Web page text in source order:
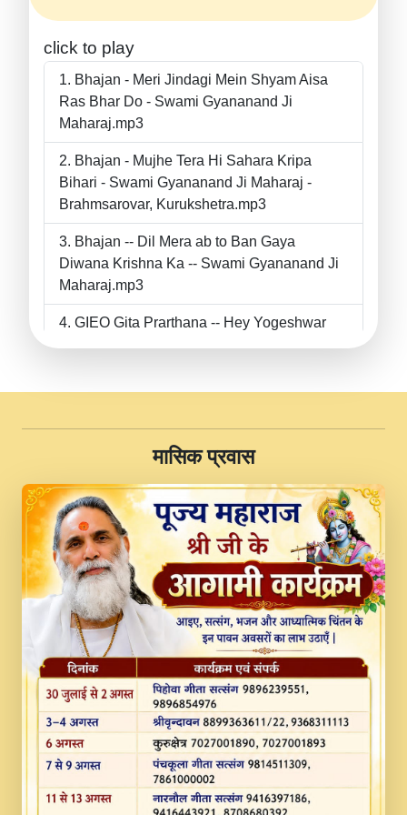
click to play
Bhajan - Meri Jindagi Mein Shyam Aisa
Ras Bhar Do - Swami Gyananand Ji
Maharaj.mp3
Bhajan - Mujhe Tera Hi Sahara Kripa
Bihari - Swami Gyananand Ji Maharaj -
Brahmsarovar, Kurukshetra.mp3
Bhajan -- Dil Mera ab to Ban Gaya
Diwana Krishna Ka -- Swami Gyananand Ji
Maharaj.mp3
GIEO Gita Prarthana -- Hey Yogeshwar
II Swami Gyananand Ji Maharaj.mp3
JINU SATGURU AAP BULAVE by Rasik
Pawan ji 20-11-19 Sankirtan At VEER JI
PRABHU KUTEER CHANNEL.mp3
Kina Sohna Tera Bhawan Sajaya Mata
Vaishno Devi Aarti Mata Rani Bhajan By
Lakhwinder Wadali Ji.mp3
MERE MANN VICH KANTH KALER
NEW PUNAJBI DEVOTIONAL SONG 2017
FULL VIDEO HD.mp3
Na To Roop Hai Bindu Ji Maharaj Pad - A
Divine Bhajan by Shri Indresh Ji
#BhaktiPath.mp3
Radha Rani Ki Kirpa Best Devotional
Song By Chitra Vichitra.mp3
​मासिक प्रवास